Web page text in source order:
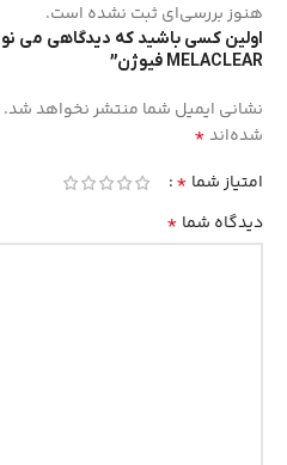
هنوز بررسی‌ای ثبت نشده است.
MELACLEAR فیوژن”
نشانی ایمیل شما منتشر نخواهد شد.
شده‌اند*
امتیاز شما *
دیدگاه شما *